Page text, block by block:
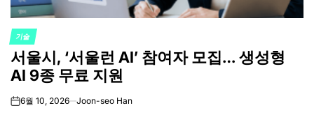
POSTED
IN
기술
서울시, ‘서울런 AI’ 참여자 모집… 생성형
AI 9종 무료 지원
on6월 10, 2026 Joon-seo Han